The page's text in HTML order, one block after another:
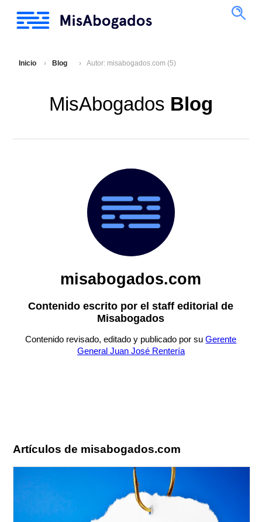
Inicio Blog Autor: misabogados.com (5)
MisAbogados Blog
misabogados.com
Contenido escrito por el staff editorial de
Misabogados
Contenido revisado, editado y publicado por suGerente
General Juan José Rentería
Artículos de misabogados.com